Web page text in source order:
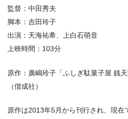
監督：中田秀夫
脚本：吉田玲子
出演：天海祐希、上白石萌音
上映時間：103分
原作：廣嶋玲子「ふしぎ駄菓子屋 銭
（偕成社）
原作は2013年5月から刊行され、現在